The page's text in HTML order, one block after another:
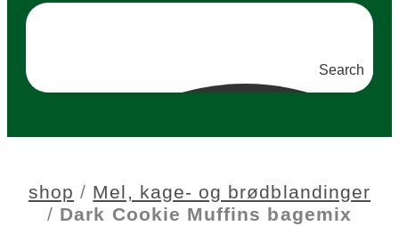
Search
shop / Mel, kage- og brødblandinger
/ Dark Cookie Muffins bagemix